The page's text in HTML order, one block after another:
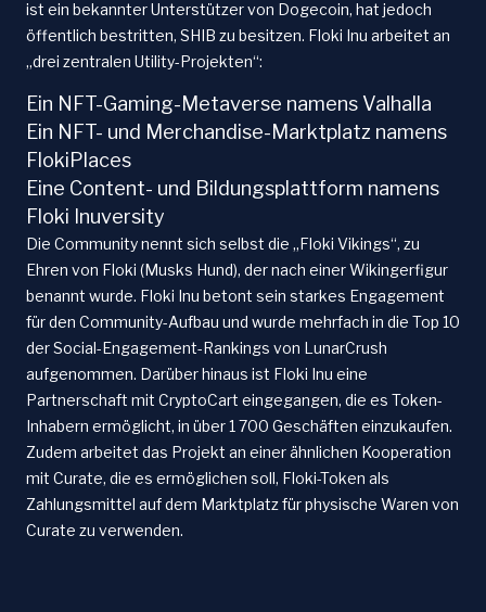
ist ein bekannter Unterstützer von Dogecoin, hat jedoch
öffentlich bestritten, SHIB zu besitzen. Floki Inu arbeitet an
„drei zentralen Utility-Projekten“:
Ein NFT-Gaming-Metaverse namens Valhalla
Ein NFT- und Merchandise-Marktplatz namens
FlokiPlaces
Eine Content- und Bildungsplattform namens
Floki Inuversity
Die Community nennt sich selbst die „Floki Vikings“, zu
Ehren von Floki (Musks Hund), der nach einer Wikingerfigur
benannt wurde. Floki Inu betont sein starkes Engagement
für den Community-Aufbau und wurde mehrfach in die Top 10
der Social-Engagement-Rankings von LunarCrush
aufgenommen. Darüber hinaus ist Floki Inu eine
Partnerschaft mit CryptoCart eingegangen, die es Token-
Inhabern ermöglicht, in über 1 700 Geschäften einzukaufen.
Zudem arbeitet das Projekt an einer ähnlichen Kooperation
mit Curate, die es ermöglichen soll, Floki-Token als
Zahlungsmittel auf dem Marktplatz für physische Waren von
Curate zu verwenden.